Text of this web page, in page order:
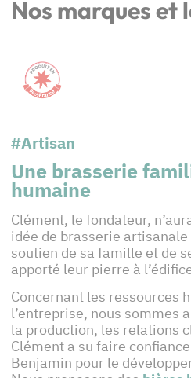
Nos marques et
#Artisan
Une brasserie
humaine
Clément, le fondateur,
idée de brasserie artisanale
soutien de sa famille et de
apporté leur pierre à
Concernant les ressources
l’entreprise, nous sommes
la production, les relations
Clément a su faire
Benjamin pour le